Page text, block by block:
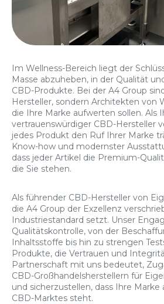
Im Wellness-Bereich liegt der
Masse abzuheben, in der Qualität
CBD-Produkte. Bei der A4 Group
Hersteller, sondern Architekten von
die Ihre Marke aufwerten sollen. Als
vertrauenswürdiger CBD-Hersteller
jedes Produkt den Ruf Ihrer Marke
Know-how und modernster
dass jeder Artikel die Premium-
die Sie stehen.
Als führender CBD-Hersteller von
die A4 Group der Exzellenz
Industriestandard setzt. Unser
Qualitätskontrolle, von der
Inhaltsstoffe bis hin zu strengen
Produkte, die Vertrauen und
Partnerschaft mit uns bedeutet,
CBD-Großhandelsherstellern für
und sicherzustellen, dass Ihre Marke
CBD-Marktes steht.